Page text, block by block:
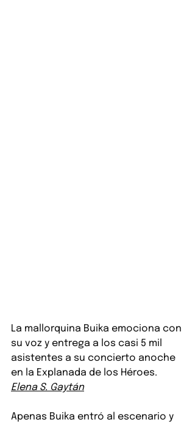
La mallorquina Buika emociona con
su voz y entrega a los casi 5 mil
asistentes a su concierto anoche
en la Explanada de los Héroes.
Elena S. Gaytán
Apenas Buika entró al escenario y